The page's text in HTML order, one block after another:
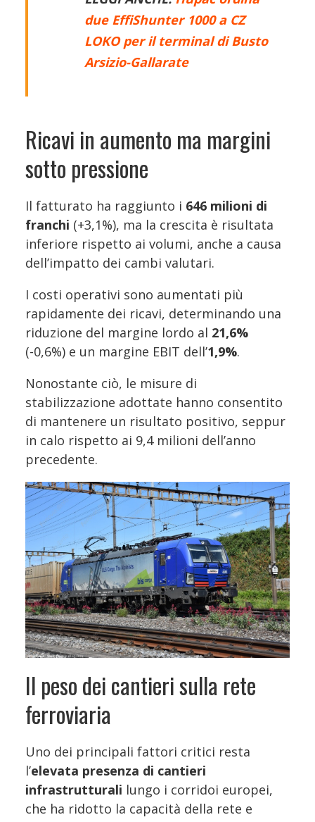
due EffiShunter 1000 a CZ
LOKO per il terminal di Busto
Arsizio-Gallarate
Ricavi in aumento ma margini
sotto pressione
Il fatturato ha raggiunto i 646 milioni di
franchi (+3,1%), ma la crescita è risultata
inferiore rispetto ai volumi, anche a causa
dell’impatto dei cambi valutari.
I costi operativi sono aumentati più
rapidamente dei ricavi, determinando una
riduzione del margine lordo al 21,6%
(-0,6%) e un margine EBIT dell’1,9%.
Nonostante ciò, le misure di
stabilizzazione adottate hanno consentito
di mantenere un risultato positivo, seppur
in calo rispetto ai 9,4 milioni dell’anno
precedente.
Il peso dei cantieri sulla rete
ferroviaria
Uno dei principali fattori critici resta
l’elevata presenza di cantieri
infrastrutturali lungo i corridoi europei,
che ha ridotto la capacità della rete e